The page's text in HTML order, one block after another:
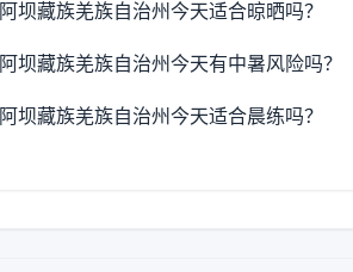
阿坝藏族羌族自治州今天适合晾晒吗？
阿坝藏族羌族自治州今天有中暑风险吗？
阿坝藏族羌族自治州今天适合晨练吗？